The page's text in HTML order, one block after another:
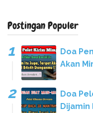
Postingan Populer
Doa
Akan
Doa
Dijamin